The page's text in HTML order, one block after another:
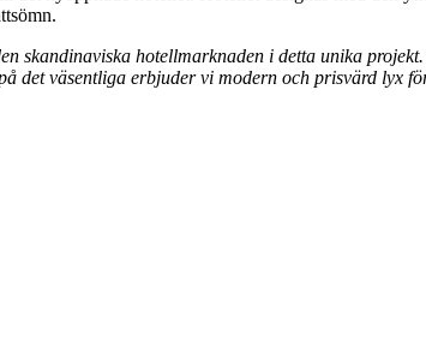
skandinaviska hotellmarknaden i detta unika
det väsentliga erbjuder vi modern och prisvärd lyx